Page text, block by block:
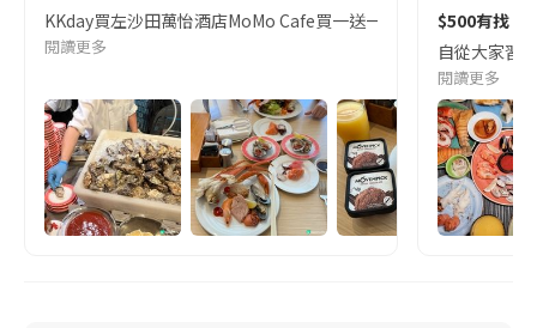
KKday買左沙田萬怡酒店MoMo Cafe買一送一假日lunch buffet
閱讀更多
$500有找 龍
自從大家習
閱讀更多